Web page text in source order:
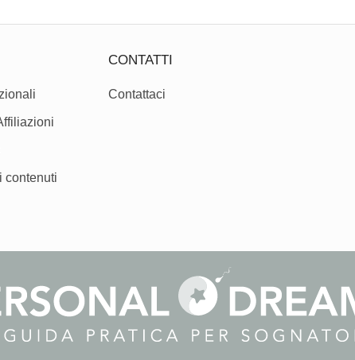
contenuti
CONTATTI
Contattaci